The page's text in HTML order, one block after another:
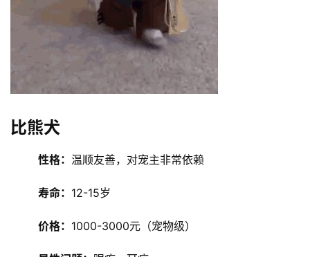
比熊犬
性格： 温顺友善，对宠主非常依赖
寿命： 12-15岁
价格： 1000-3000元（宠物级）